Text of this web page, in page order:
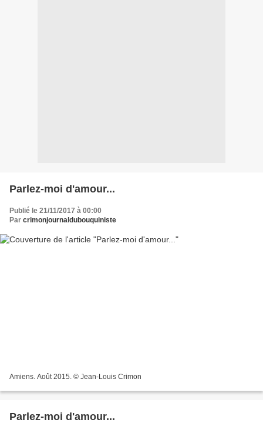
Parlez-moi d'amour...
Publié le 21/11/2017 à 00:00
Par crimonjournaldubouquiniste
Amiens. Août 2015. © Jean-Louis Crimon
Parlez-moi d'amour...